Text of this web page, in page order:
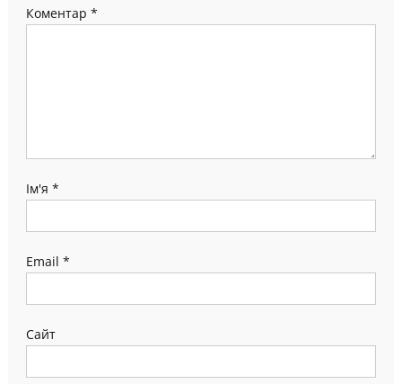
Коментар *
Ім'я *
Email *
Сайт